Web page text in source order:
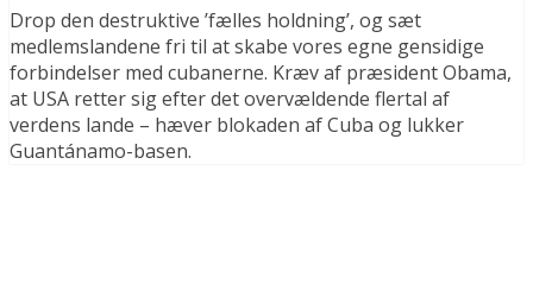
Drop den destruktive ’fælles holdning’, og sæt
medlemslandene fri til at skabe vores egne gensidige
forbindelser med cubanerne. Kræv af præsident Obama,
at USA retter sig efter det overvældende flertal af
verdens lande – hæver blokaden af Cuba og lukker
Guantánamo-basen.